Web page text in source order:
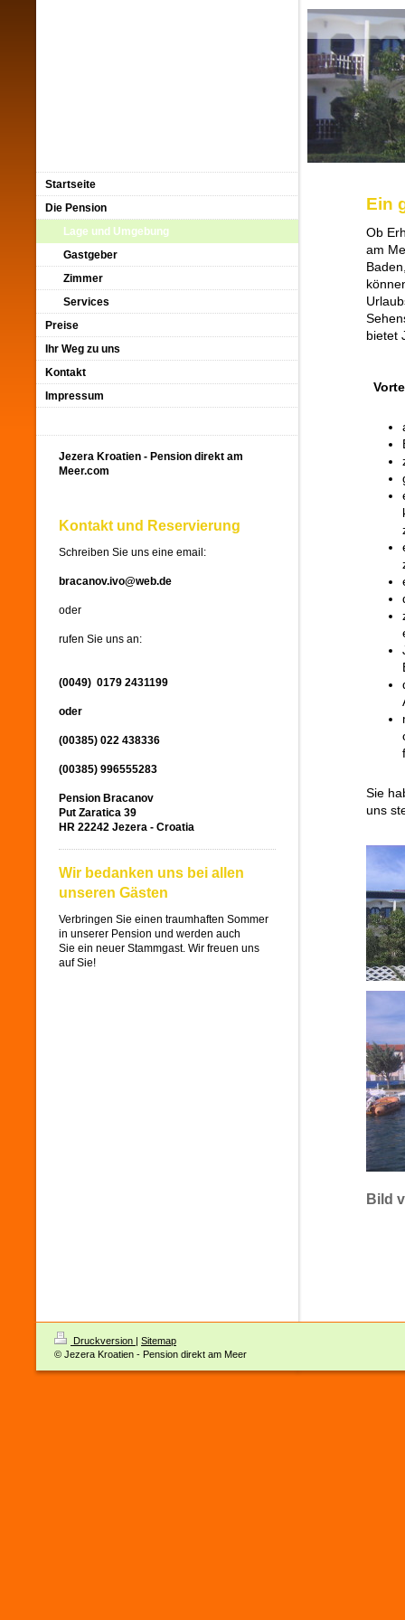
Ein
Ob
am
bietet
Sie
uns
Bild
Startseite
Die Pension
Lage und Umgebung
Gastgeber
Zimmer
Services
Preise
Ihr Weg zu uns
Kontakt
Impressum
Jezera Kroatien - Pension direkt am
Meer.com
Kontakt und Reservierung
Schreiben Sie uns eine email:
bracanov.ivo@web.de
oder
rufen Sie uns an:
(0049) 0179 2431199
oder
(00385) 022 438336
(00385) 996555283
Pension Bracanov
Put Zaratica 39
HR 22242 Jezera - Croatia
Wir bedanken uns bei allen
unseren Gästen
Verbringen Sie einen traumhaften Sommer
in unserer Pension und werden auch
Sie ein neuer Stammgast. Wir freuen uns
auf Sie!
Druckversion | Sitemap
© Jezera Kroatien - Pension direkt am Meer